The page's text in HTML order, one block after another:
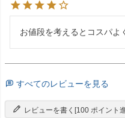
お値段を考えるとコスパよ
すべてのレビューを見る
レビューを書く[100 ポイント